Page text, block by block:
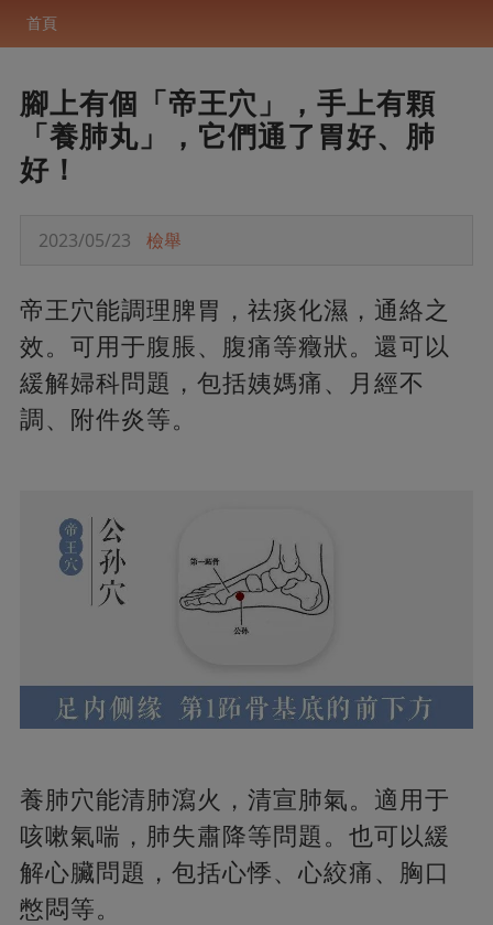
首頁
腳上有個「帝王穴」，手上有顆
「養肺丸」，它們通了胃好、肺
好！
2023/05/23 檢舉
帝王穴能調理脾胃，祛痰化濕，通絡之
效。可用于腹脹、腹痛等癥狀。還可以
緩解婦科問題，包括姨媽痛、月經不
調、附件炎等。
養肺穴能清肺瀉火，清宣肺氣。適用于
咳嗽氣喘，肺失肅降等問題。也可以緩
解心臟問題，包括心悸、心絞痛、胸口
憋悶等。